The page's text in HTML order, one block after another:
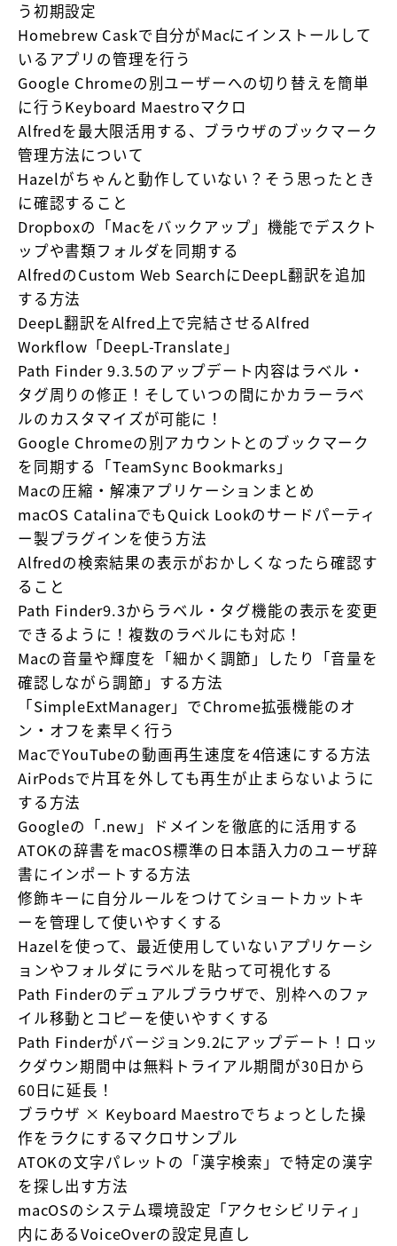
う初期設定
Homebrew Caskで自分がMacにインストールして
いるアプリの管理を行う
Google Chromeの別ユーザーへの切り替えを簡単
に行うKeyboard Maestroマクロ
Alfredを最大限活用する、ブラウザのブックマーク
管理方法について
Hazelがちゃんと動作していない？そう思ったとき
に確認すること
Dropboxの「Macをバックアップ」機能でデスクト
ップや書類フォルダを同期する
AlfredのCustom Web SearchにDeepL翻訳を追加
する方法
DeepL翻訳をAlfred上で完結させるAlfred
Workflow「DeepL-Translate」
Path Finder 9.3.5のアップデート内容はラベル・
タグ周りの修正！そしていつの間にかカラーラベ
ルのカスタマイズが可能に！
Google Chromeの別アカウントとのブックマーク
を同期する「TeamSync Bookmarks」
Macの圧縮・解凍アプリケーションまとめ
macOS CatalinaでもQuick Lookのサードパーティ
ー製プラグインを使う方法
Alfredの検索結果の表示がおかしくなったら確認す
ること
Path Finder9.3からラベル・タグ機能の表示を変更
できるように！複数のラベルにも対応！
Macの音量や輝度を「細かく調節」したり「音量を
確認しながら調節」する方法
「SimpleExtManager」でChrome拡張機能のオ
ン・オフを素早く行う
MacでYouTubeの動画再生速度を4倍速にする方法
AirPodsで片耳を外しても再生が止まらないように
する方法
Googleの「.new」ドメインを徹底的に活用する
ATOKの辞書をmacOS標準の日本語入力のユーザ辞
書にインポートする方法
修飾キーに自分ルールをつけてショートカットキ
ーを管理して使いやすくする
Hazelを使って、最近使用していないアプリケーシ
ョンやフォルダにラベルを貼って可視化する
Path Finderのデュアルブラウザで、別枠へのファ
イル移動とコピーを使いやすくする
Path Finderがバージョン9.2にアップデート！ロッ
クダウン期間中は無料トライアル期間が30日から
60日に延長！
ブラウザ × Keyboard Maestroでちょっとした操
作をラクにするマクロサンプル
ATOKの文字パレットの「漢字検索」で特定の漢字
を探し出す方法
macOSのシステム環境設定「アクセシビリティ」
内にあるVoiceOverの設定見直し